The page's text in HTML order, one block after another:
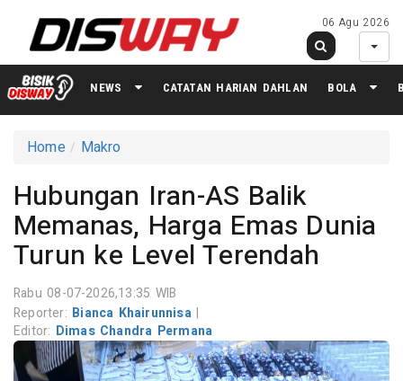
06 Agu 2026
NEWS CATATAN HARIAN DAHLAN BOLA
Home Makro
Hubungan Iran-AS Balik
Memanas, Harga Emas Dunia
Turun ke Level Terendah
Rabu 08-07-2026,13:35 WIB
Reporter: Bianca Khairunnisa|
Editor: Dimas Chandra Permana